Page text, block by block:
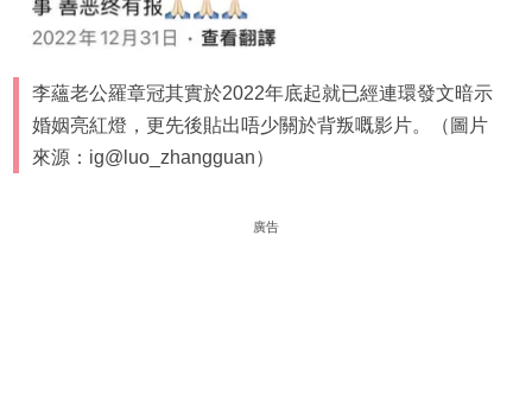
李蘊老公羅章冠其實於2022年底起就已經連環發文暗示
婚姻亮紅燈，更先後貼出唔少關於背叛嘅影片。（圖片
來源：ig@luo_zhangguan）
廣告